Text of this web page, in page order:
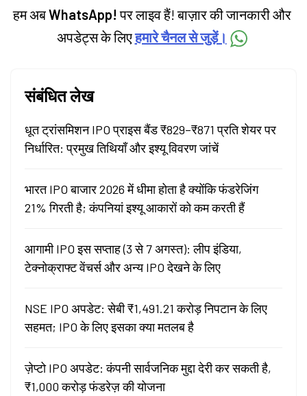
हम अबWhatsApp! पर लाइव हैं! बाज़ार की जानकारी और
अपडेट्स के लिएहमारे चैनल से जुड़ें।
संबंधित लेख
धूत ट्रांसमिशन IPO प्राइस बैंड ₹829–₹871 प्रति शेयर पर
निर्धारित: प्रमुख तिथियाँ और इश्यू विवरण जांचें
भारत IPO बाजार 2026 में धीमा होता है क्योंकि फंडरेजिंग
21% गिरती है; कंपनियां इश्यू आकारों को कम करती हैं
आगामी IPO इस सप्ताह (3 से 7 अगस्त): लीप इंडिया,
टेक्नोक्राफ्ट वेंचर्स और अन्य IPO देखने के लिए
NSE IPO अपडेट: सेबी ₹1,491.21 करोड़ निपटान के लिए
सहमत; IPO के लिए इसका क्या मतलब है
ज़ेप्टो IPO अपडेट: कंपनी सार्वजनिक मुद्दा देरी कर सकती है,
₹1,000 करोड़ फंडरेज़ की योजना